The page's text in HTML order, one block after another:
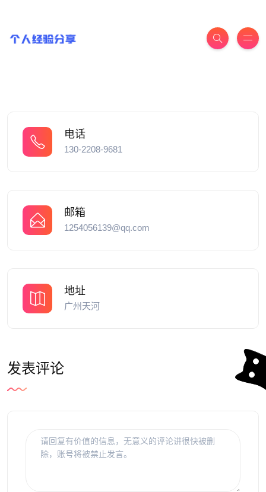
电话
130-2208-9681
邮箱
1254056139@qq.com
地址
广州天河
发表评论